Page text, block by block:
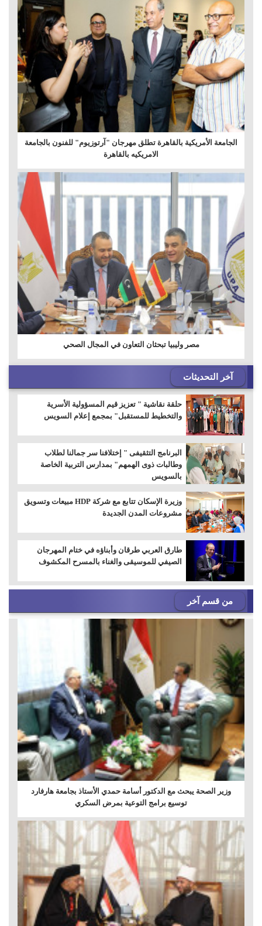
الجامعة الأمريكية بالقاهرة تطلق مهرجان "آرتوزيوم" للفنون بالجامعة
الامريكيه بالقاهرة
مصر وليبيا تبحثان التعاون في المجال الصحي
آخر التحديثات
حلقة نقاشية " تعزيز قيم المسؤولية الأسرية
والتخطيط للمستقبل" بمجمع إعلام السويس
البرنامج التثقيفى " إختلافنا سر جمالنا لطلاب
وطالبات ذوى الهمهم" بمدارس التربية الخاصة
بالسويس
وزيرة الإسكان تتابع مع شركة HDP مبيعات وتسويق
مشروعات المدن الجديدة
طارق العربي طرقان وأبناؤه في ختام المهرجان
الصيفي للموسيقى والغناء بالمسرح المكشوف
من قسم آخر
وزير الصحة يبحث مع الدكتور أسامة حمدي الأستاذ بجامعة هارفارد
توسيع برامج التوعية بمرض السكري